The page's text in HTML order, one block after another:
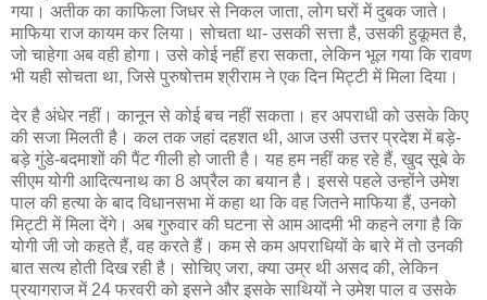
गया। अतीक का काफिला जिधर से निकल जाता, लोग घरों में दुबक जाते।
माफिया राज कायम कर लिया। सोचता था- उसकी सत्ता है, उसकी हुकूमत है,
जो चाहेगा अब वही होगा। उसे कोई नहीं हरा सकता, लेकिन भूल गया कि रावण
भी यही सोचता था, जिसे पुरुषोत्तम श्रीराम ने एक दिन मिट्टी में मिला दिया।
देर है अंधेर नहीं। कानून से कोई बच नहीं सकता। हर अपराधी को उसके किए
की सजा मिलती है। कल तक जहां दहशत थी, आज उसी उत्तर प्रदेश में बड़े-
बड़े गुंडे-बदमाशों की पैंट गीली हो जाती है। यह हम नहीं कह रहे हैं, खुद सूबे के
सीएम योगी आदित्यनाथ का 8 अप्रैल का बयान है। इससे पहले उन्होंने उमेश
पाल की हत्या के बाद विधानसभा में कहा था कि वह जितने माफिया हैं, उनको
मिट्टी में मिला देंगे। अब गुरुवार की घटना से आम आदमी भी कहने लगा है कि
योगी जी जो कहते हैं, वह करते हैं। कम से कम अपराधियों के बारे में तो उनकी
बात सत्य होती दिख रही है। सोचिए जरा, क्या उम्र थी असद की, लेकिन
प्रयागराज में 24 फरवरी को इसने और इसके साथियों ने उमेश पाल व उसके